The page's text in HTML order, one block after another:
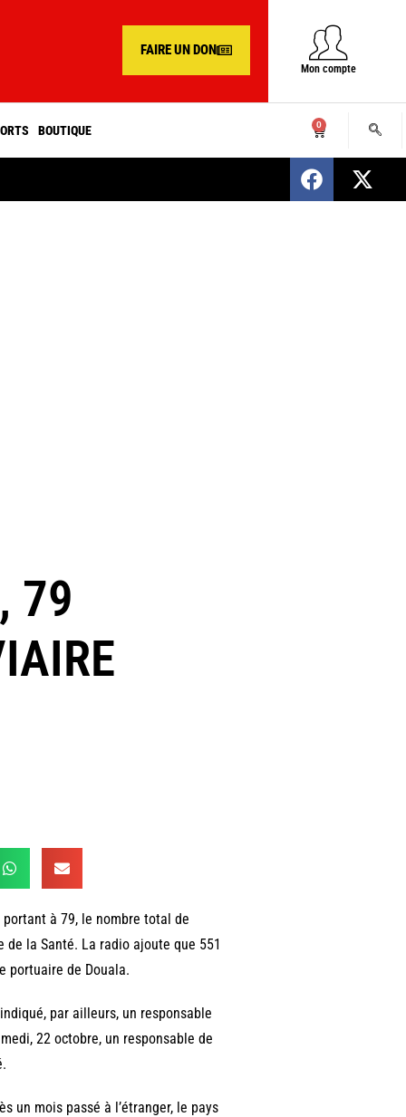
FAIRE UN DON
Mon compte
BOUTIQUE 0
SENEGAL : Nomination d’un nouveau
79
à 79, le nombre total de
de la Santé. La radio ajoute que 551
portuaire de Douala.
par ailleurs, un responsable
22 octobre, un responsable de
un mois passé à l’étranger, le pays